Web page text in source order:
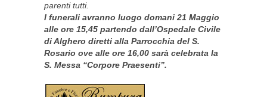
parenti tutti.
I funerali avranno luogo domani 21 Maggio
alle ore 15,45 partendo dall’Ospedale Civile
di Alghero diretti alla Parrocchia del S.
Rosario ove alle ore 16,00 sarà celebrata la
S. Messa “Corpore Praesenti”.